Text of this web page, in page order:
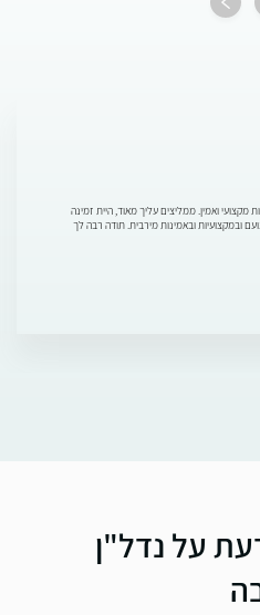
מקצועי ואמין. ממליצים עליך מאוד, היית זמינה
ובמקצועיות ובאמינות מירבית. תודה רבה לך
על נדל"ן